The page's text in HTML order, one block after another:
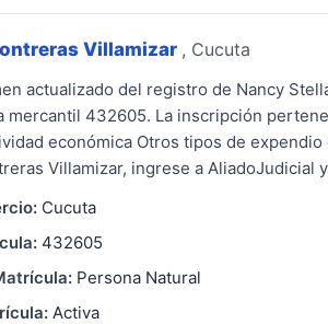
Villamizar , Cucuta
actualizado del registro de Nancy
mercantil 432605. La inscripción
económica Otros tipos de
Villamizar, ingrese a
Cucuta
432605
Persona Natural
Activa